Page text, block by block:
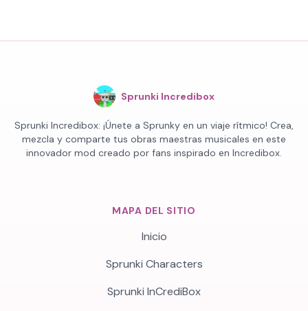
Sprunki Incredibox
Sprunki Incredibox: ¡Únete a Sprunky en un viaje rítmico! Crea,
mezcla y comparte tus obras maestras musicales en este
innovador mod creado por fans inspirado en Incredibox.
MAPA DEL SITIO
Inicio
Sprunki Characters
Sprunki InCrediBox